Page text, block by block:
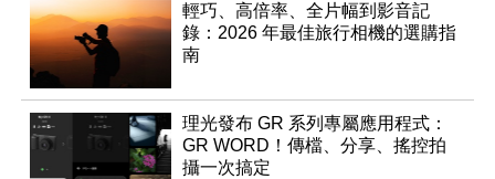
輕巧、高倍率、全片幅到影音記
錄：2026 年最佳旅行相機的選購指
南
理光發布 GR 系列專屬應用程式：
GR WORD！傳檔、分享、搖控拍
攝一次搞定